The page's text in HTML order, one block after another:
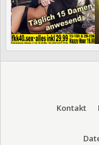
Kontakt